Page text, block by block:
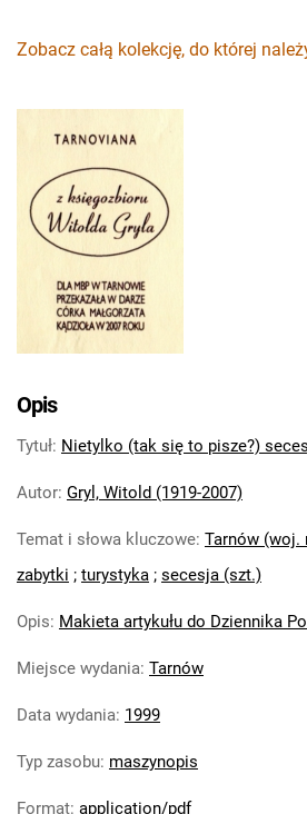
Zobacz całą kolekcję, do której
Opis
Tytuł: Nietylko (tak się to pisze?)
Autor: Gryl, Witold (1919-2007)
Temat i słowa kluczowe: Tarnów (woj.
zabytki ; turystyka ; secesja (szt.)
Opis: Makieta artykułu do Dziennika
Miejsce wydania: Tarnów
Data wydania: 1999
Typ zasobu: maszynopis
Format: application/pdf